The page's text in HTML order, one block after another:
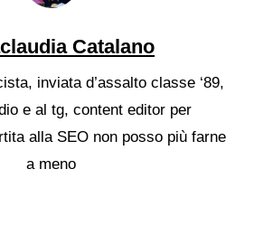
Catalano
inviata d’assalto classe ‘89,
e al tg, content editor per
alla SEO non posso più farne
a meno